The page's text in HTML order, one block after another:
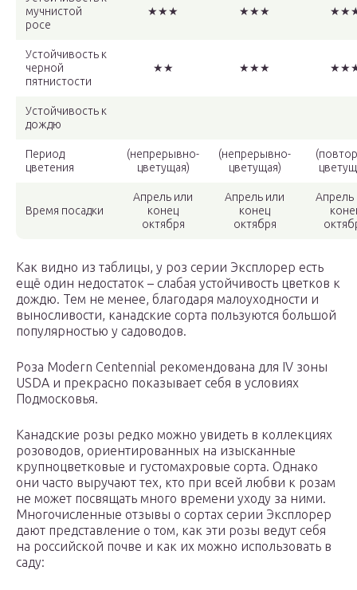
мучнистой
росе
★★★ ★★★
Устойчивость к
черной
пятнистости
★★ ★★★
Устойчивость к
дождю
Период
цветения
(непрерывно-
цветущая)
(непрерывно-
цветущая)
Время посадки
Апрель или
конец
октября
Апрель или
конец
октября
Апрель
Как видно из таблицы, у роз серии Эксплорер есть
ещё один недостаток – слабая устойчивость цветков к
дождю. Тем не менее, благодаря малоуходности и
выносливости, канадские сорта пользуются большой
популярностью у садоводов.
Роза Modern Centennial рекомендована для IV зоны
USDA и прекрасно показывает себя в условиях
Подмосковья.
Канадские розы редко можно увидеть в коллекциях
розоводов, ориентированных на изысканные
крупноцветковые и густомахровые сорта. Однако
они часто выручают тех, кто при всей любви к розам
не может посвящать много времени уходу за ними.
Многочисленные отзывы о сортах серии Эксплорер
дают представление о том, как эти розы ведут себя
на российской почве и как их можно использовать в
саду: